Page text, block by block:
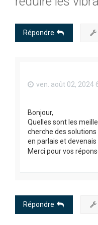
Répondre
ven. août 02, 2024
Bonjour,
Quelles sont les
cherche des
en parlais et
Merci pour vos
Répondre